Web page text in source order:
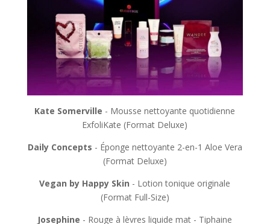
Kate Somerville - Mousse nettoyante quotidienne
ExfoliKate (Format Deluxe)
Daily Concepts - Éponge nettoyante 2-en-1 Aloe Vera
​(Format Deluxe)
Vegan by Happy Skin - Lotion tonique originale
(Format Full-Size)
Josephine - Rouge à lèvres liquide mat - Tiphaine